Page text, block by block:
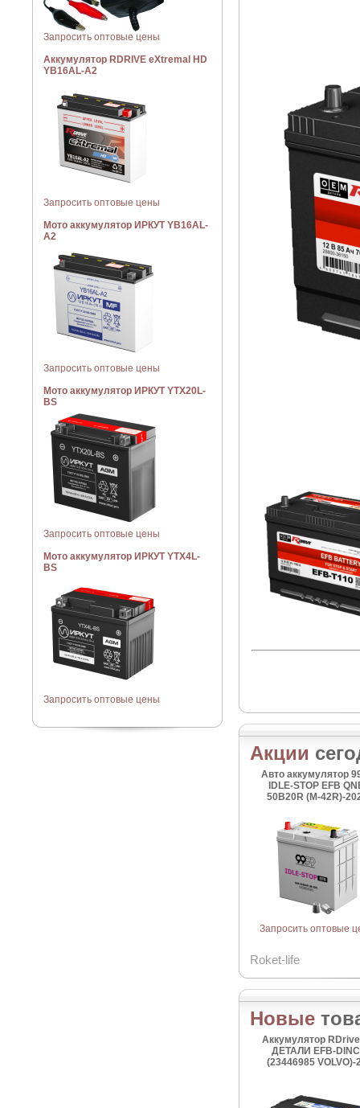
Запросить оптовые цены
Аккумулятор RDRIVE eXtremal HD
YB16AL-A2
Запросить оптовые цены
Мото аккумулятор ИРКУТ YB16AL-
A2
Запросить оптовые цены
Мото аккумулятор ИРКУТ YTX20L-
BS
Запросить оптовые цены
Мото аккумулятор ИРКУТ YTX4L-
BS
Запросить оптовые цены
Акции
Авто аккумулятор
IDLE-STOP EFB
50B20R (M-42R)-
Запросить оптовые
Roket-life
Новые
Аккумулятор RDrive
ДЕТАЛИ EFB-
(23446985 VOLVO)-